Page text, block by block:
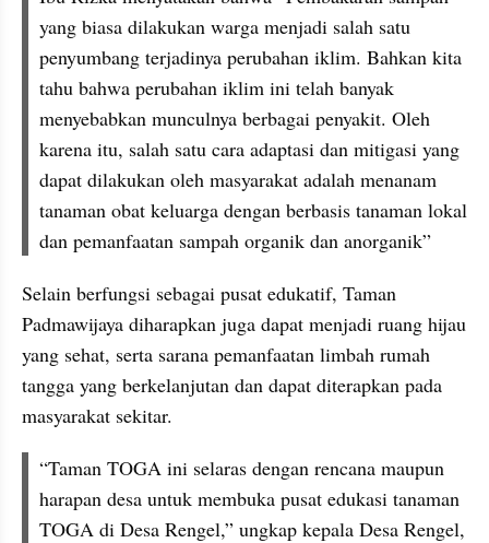
yang biasa dilakukan warga menjadi salah satu
penyumbang terjadinya perubahan iklim. Bahkan kita
tahu bahwa perubahan iklim ini telah banyak
menyebabkan munculnya berbagai penyakit. Oleh
karena itu, salah satu cara adaptasi dan mitigasi yang
dapat dilakukan oleh masyarakat adalah menanam
tanaman obat keluarga dengan berbasis tanaman lokal
dan pemanfaatan sampah organik dan anorganik”
Selain berfungsi sebagai pusat edukatif, Taman
Padmawijaya diharapkan juga dapat menjadi ruang hijau
yang sehat, serta sarana pemanfaatan limbah rumah
tangga yang berkelanjutan dan dapat diterapkan pada
masyarakat sekitar.
“Taman TOGA ini selaras dengan rencana maupun
harapan desa untuk membuka pusat edukasi tanaman
TOGA di Desa Rengel,” ungkap kepala Desa Rengel,